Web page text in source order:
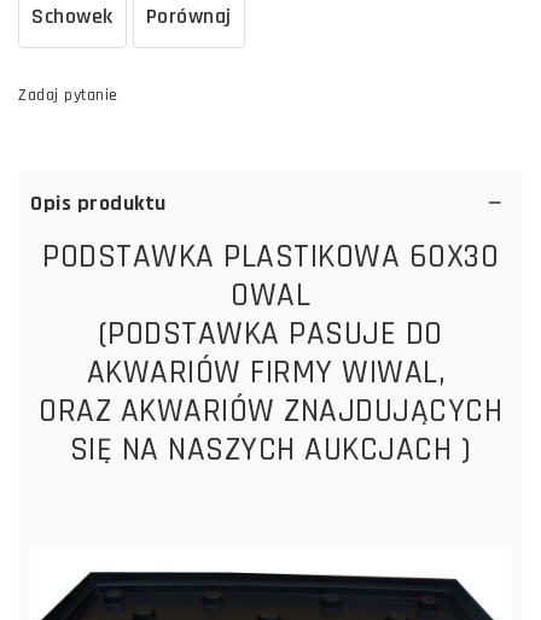
Schowek Porównaj
Zadaj pytanie
Opis produktu
PODSTAWKA PLASTIKOWA 60X30
OWAL
(PODSTAWKA PASUJE DO
AKWARIÓW FIRMY WIWAL,
ORAZ AKWARIÓW ZNAJDUJĄCYCH
SIĘ NA NASZYCH AUKCJACH )